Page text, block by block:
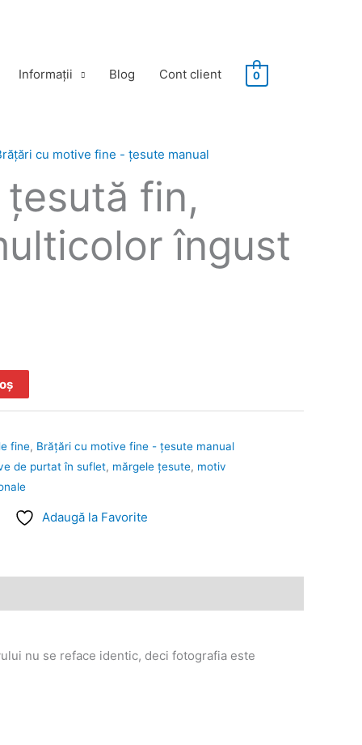
Informații Blog Cont client 0
cu motive fine - țesute manual
fin,
îngust
fine, Brățări cu motive fine - țesute manual
de purtat în suflet, mărgele ţesute, motiv
Adaugă la Favorite
nu se reface identic, deci fotografia este